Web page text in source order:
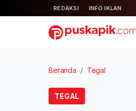
REDAKSI INFO IKLAN
Beranda / Tegal
TEGAL